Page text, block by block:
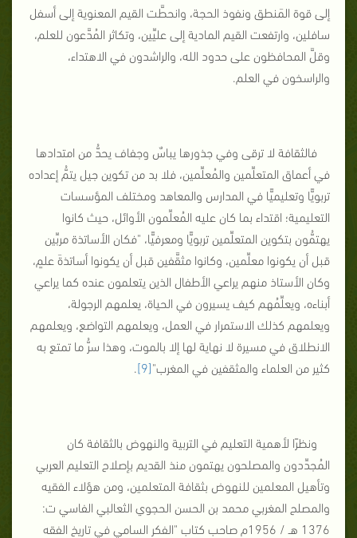
إلى قوة المَنطق ونفوذ الحجة، وانحطَّت القيم المعنوية إلى أسفل
سافلين، وارتفعت القيم المادية إلى عليِّين، وتكاثر المُدَّعون للعلم،
وقلَّ المحافظون على حدود الله، والراشدون في الاهتداء،
والراسخون في العلم.
فالثقافة لا ترقى وفي جذورها يباسٌ وجفاف يحدُّ من امتدادها
في أعماق المتعلِّمين والمُعلِّمين، فلا بد من تكوين جيل يتمُّ إعداده
تربويًّا وتعليميًّا في المدارس والمعاهد ومختلف المؤسسات
التعليمية؛ اقتداء بما كان عليه المُعلِّمون الأوائل، حيث كانوا
يهتمُّون بتكوين المتعلِّمين تربويًّا ومعرفيًّا، "فكان الأساتذة مربِّين
قبل أن يكونوا معلِّمين، وكانوا مثقَّفين قبل أن يكونوا أساتذةَ علمٍ،
وكان الأستاذ منهم يراعي الأطفال الذين يتعلمون عنده كما يراعي
أبناءه، ويعلِّمُهم كيف يسيرون في الحياة، يعلمهم الرجولة،
ويعلمهم كذلك الاستمرار في العمل، ويعلمهم التواضع، ويعلمهم
الانطلاق في مسيرة لا نهاية لها إلا بالموت، وهذا سرُّ ما تمتع به
كثير من العلماء والمثقفين في المغرب"[9]
.
ونظرًا لأهمية التعليم في التربية والنهوض بالثقافة كان
المُجدِّدون والمصلحون يهتمون منذ القديم بإصلاح التعليم العربي
وتأهيل المعلمين للنهوض بثقافة المتعلمين، ومن هؤلاء الفقيه
والمصلح المغربي محمد بن الحسن الحجوي الثعالبي الفاسي ت:
1376 هـ / 1956م صاحب كتاب "الفكر السامي في تاريخ الفقه